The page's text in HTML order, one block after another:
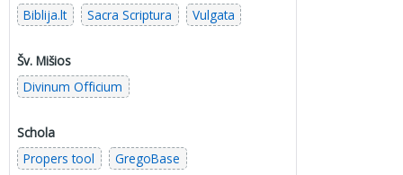
Biblija.lt
Sacra Scriptura Vulgata
Šv. Mišios
Divinum Officium
Schola
Propers tool
GregoBase